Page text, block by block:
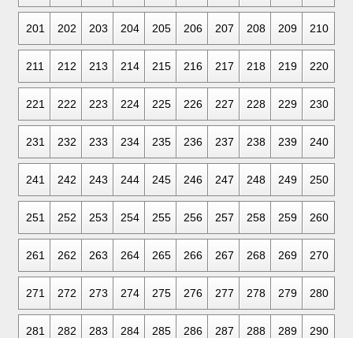
201 202 203 204 205 206 207 208 209 210
211 212 213 214 215 216 217 218 219 220
221 222 223 224 225 226 227 228 229 230
231 232 233 234 235 236 237 238 239 240
241 242 243 244 245 246 247 248 249 250
251 252 253 254 255 256 257 258 259 260
261 262 263 264 265 266 267 268 269 270
271 272 273 274 275 276 277 278 279 280
281 282 283 284 285 286 287 288 289 290